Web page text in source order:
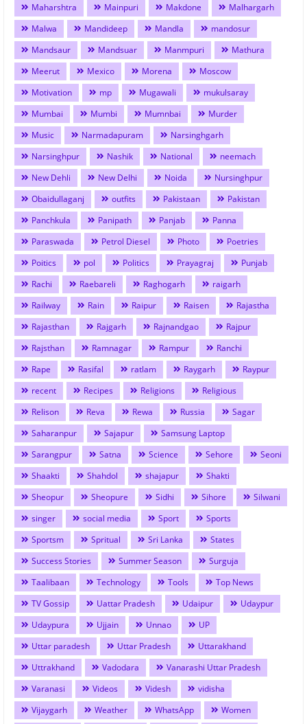
Maharshtra
Mainpuri Makdone
Malhargarh
Malwa
Mandideep Mandla
mandosur
Mandsaur
Mandsuar Manmpuri
Mathura
Meerut
Mexico Morena
Moscow
Motivation
mp Mugawali
mukulsaray
Mumbai
Mumbi Mumnbai
Murder
Music
Narmadapuram
Narsinghgarh
Narsinghpur
Nashik National
neemach
New Dehli
New Delhi Noida
Nursinghpur
Obaidullaganj
outfits Pakistaan
Pakistan
Panchkula
Panipath Panjab
Panna
Paraswada
Petrol Diesel Photo
Poetries
Poitics
pol Politics Prayagraj
Punjab
Rachi
Raebareli Raghogarh
raigarh
Railway
Rain Raipur Raisen
Rajastha
Rajasthan
Rajgarh Rajnandgao
Rajpur
Rajsthan
Ramnagar Rampur
Ranchi
Rape
Rasifal ratlam Raygarh
Raypur
recent
Recipes Religions
Religious
Relison
Reva Rewa Russia
Sagar
Saharanpur
Sajapur
Samsung Laptop
Sarangpur
Satna Science Sehore
Seoni
Shaakti
Shahdol shajapur
Shakti
Sheopur
Sheopure Sidhi Sihore
Silwani
singer
social media Sport
Sports
Sportsm
Spritual Sri Lanka
States
Success Stories
Summer Season
Surguja
Taalibaan
Technology Tools
Top News
TV Gossip
Uattar Pradesh Udaipur
Udaypur
Udaypura
Ujjain Unnao
UP
Uttar paradesh
Uttar Pradesh
Uttarakhand
Uttrakhand
Vadodara
Vanarashi Uttar Pradesh
Varanasi
Videos Videsh
vidisha
Vijaygarh
Weather WhatsApp
Women